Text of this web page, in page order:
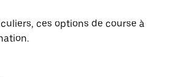
ces options de course à